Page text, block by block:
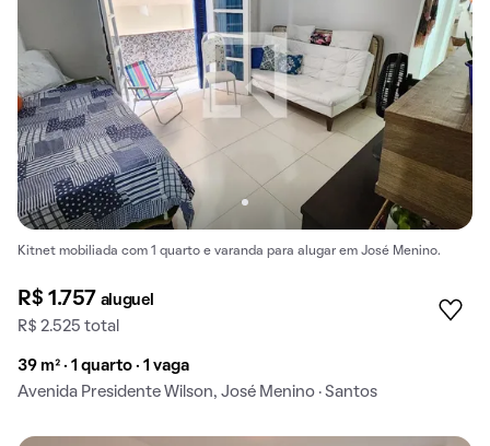
Kitnet mobiliada com 1 quarto e varanda para alugar em José Menino.
R$ 1.757 aluguel
R$ 2.525 total
39 m² · 1 quarto · 1 vaga
Avenida Presidente Wilson, José Menino · Santos